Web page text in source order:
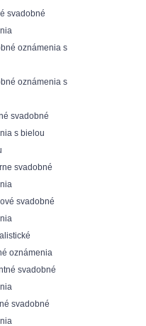
svadobné
oznámenia s
oznámenia s
svadobné
s bielou
svadobné
svadobné
oznámenia
svadobné
svadobné